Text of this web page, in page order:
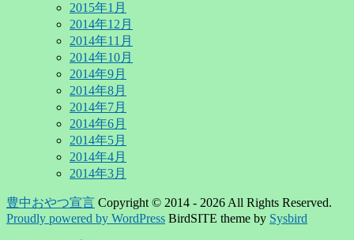
2015年1月
2014年12月
2014年11月
2014年10月
2014年9月
2014年8月
2014年7月
2014年6月
2014年5月
2014年4月
2014年3月
豊中おやつ宣言 Copyright © 2014 - 2026 All Rights Reserved.
Proudly powered by WordPress BirdSITE theme by Sysbird